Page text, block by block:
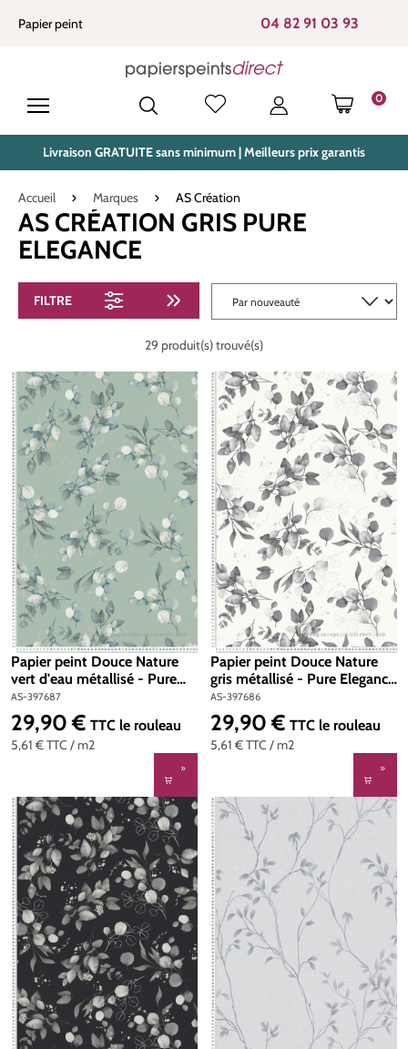
principal
Papier peint 04 82 91 03 93
0
LE
Livraison GRATUITE sans minimum | Meilleurs prix garantis
Accueil Marques AS Création
AS CRÉATION GRIS PURE
ELEGANCE
FILTRE
29 produit(s) trouvé(s)
Papier peint Douce Nature
vert d'eau métallisé - Pure
Elegance d'A.S. Création | Réf.
AS-397687
AS-397687
5,61 €TTC / m2
Prix régulier :
29,90 € TTC le rouleau
Papier peint Douce Nature
gris métallisé - Pure Elegance
d'A.S. Création | Réf. AS-
397686
AS-397686
5,61 €TTC / m2
Prix régulier :
29,90 € TTC le rouleau